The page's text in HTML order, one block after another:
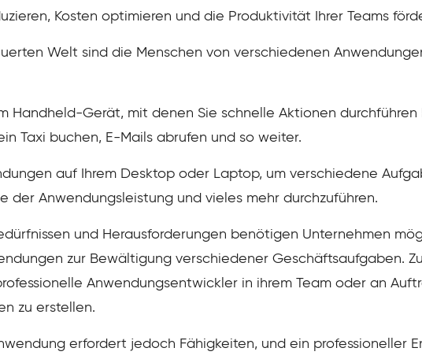
Kosten optimieren und die Produktivität Ihrer Teams
Welt sind die Menschen von verschiedenen
Handheld-Gerät, mit denen Sie schnelle Aktionen durchführen
Taxi buchen, E-Mails abrufen und so weiter.
auf Ihrem Desktop oder Laptop, um verschiedene
der Anwendungsleistung und vieles mehr durchzuführen.
und Herausforderungen benötigen Unternehmen
zur Bewältigung verschiedener Geschäftsaufgaben.
Anwendungsentwickler in ihrem Team oder an
zu erstellen.
erfordert jedoch Fähigkeiten, und ein professioneller